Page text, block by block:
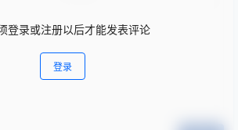
登录或注册以后才能发表评论
登录